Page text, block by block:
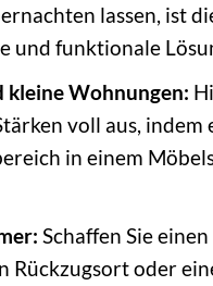
lassen, ist
und funktionale
kleine Wohnungen:
voll aus, indem
in einem
Schaffen Sie einen
Rückzugsort oder